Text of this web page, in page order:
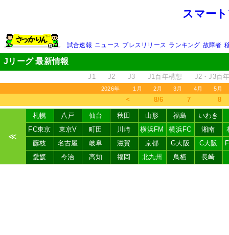
スマー
試合速報 ニュース プレスリリース ランキング 故障者
Jリーグ 最新情報
J1 J2 J3 J1百年構想 J2・J3百
2026年 1月 2月 3月 4月 5月
＜ 8/6 7 8
≪
札幌 八戸 仙台 秋田 山形 福島
いわき
FC東京
東京V 町田 川崎 横浜FM 横浜FC 湘南
藤枝
名古屋 岐阜 滋賀 京都 G大阪 C大阪
愛媛
今治 高知 福岡 北九州 鳥栖 長崎